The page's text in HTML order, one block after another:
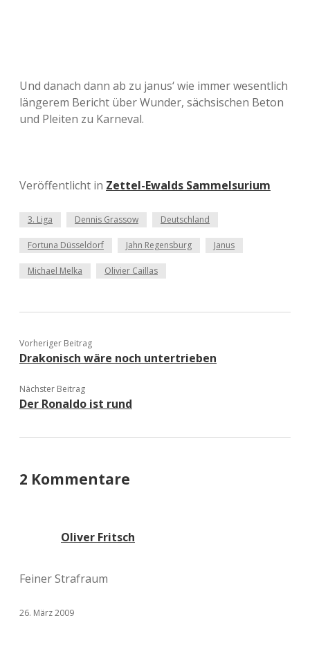
Und danach dann ab zu janus‘ wie immer wesentlich
längerem Bericht über Wunder, sächsischen Beton
und Pleiten zu Karneval.
Veröffentlicht in Zettel-Ewalds Sammelsurium
3. Liga Dennis Grassow Deutschland
Fortuna Düsseldorf Jahn Regensburg Janus
Michael Melka Olivier Caillas
Vorheriger Beitrag
Drakonisch wäre noch untertrieben
Nächster Beitrag
Der Ronaldo ist rund
2 Kommentare
Oliver Fritsch
Feiner Strafraum
26. März 2009